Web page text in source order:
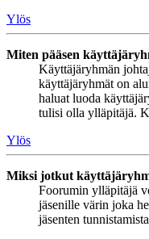
Ylös
Miten pääsen
Käyttäjäryhmän
käyttäjäryhmät on
haluat luoda
tulisi olla ylläpitäjä.
Ylös
Miksi jotkut
Foorumin ylläpitäjä
jäsenille värin joka
jäsenten